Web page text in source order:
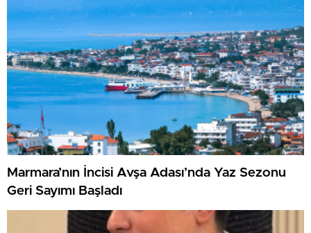
Marmara’nın İncisi Avşa Adası’nda Yaz Sezonu
Geri Sayımı Başladı